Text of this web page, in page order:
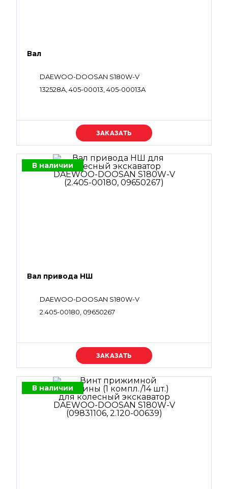
Вал
DAEWOO-DOOSAN S180W-V
132528A, 405-00013, 405-00013A
Уточняйте цену
В наличии
Вал привода НШ
DAEWOO-DOOSAN S180W-V
2.405-00180, 09650267
Уточняйте цену
В наличии